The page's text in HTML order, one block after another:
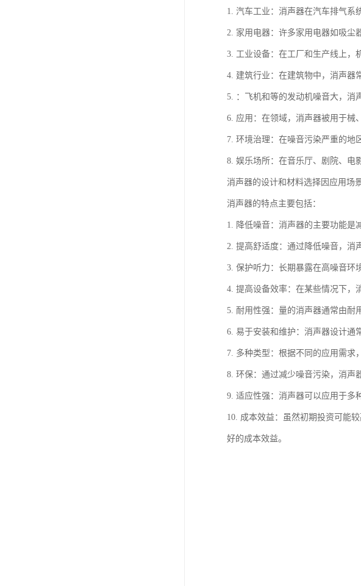
1. 汽车工业：消声器在汽车排气系
2. 家用电器：许多家用电器如吸尘
3. 工业设备：在工厂和生产线上，
4. 建筑行业：在建筑物中，消声器
5. ：飞机和等的发动机噪音大，消
6. 应用：在领域，消声器被用于械
7. 环境治理：在噪音污染严重的地
8. 娱乐场所：在音乐厅、剧院、电
消声器的设计和材料选择因应用场
消声器的特点主要包括：
1. 降低噪音：消声器的主要功能是
2. 提高舒适度：通过降低噪音，消
3. 保护听力：长期暴露在高噪音环
4. 提高设备效率：在某些情况下，
5. 耐用性强：量的消声器通常由耐
6. 易于安装和维护：消声器设计通
7. 多种类型：根据不同的应用需求
8. 环保：通过减少噪音污染，消声
9. 适应性强：消声器可以应用于多
10. 成本效益：虽然初期投资可能
好的成本效益。